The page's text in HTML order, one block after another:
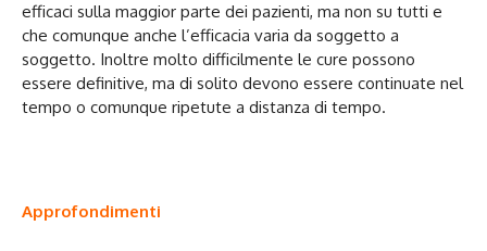
efficaci sulla maggior parte dei pazienti, ma non su tutti e
che comunque anche l’efficacia varia da soggetto a
soggetto. Inoltre molto difficilmente le cure possono
essere definitive, ma di solito devono essere continuate nel
tempo o comunque ripetute a distanza di tempo.
Approfondimenti